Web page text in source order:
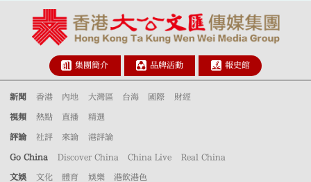
集團簡介 品牌活動 報史館
新聞 香港 內地 大灣區 台海 國際 財經
視頻 熱點 直播 精選
評論 社評 來論 港評論
Go China Discover China China Live Real China
文娛 文化 體育 娛樂 港飲港色